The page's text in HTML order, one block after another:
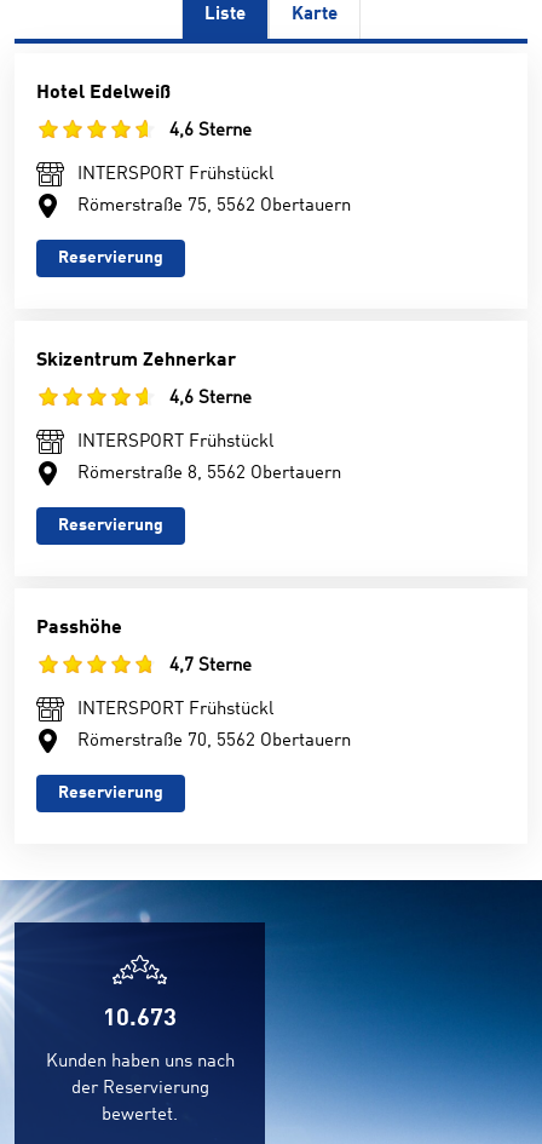
Liste Karte
Hotel Edelweiß
4,6 Sterne
INTERSPORT Frühstückl
Römerstraße 75, 5562 Obertauern
Reservierung
Skizentrum Zehnerkar
4,6 Sterne
INTERSPORT Frühstückl
Römerstraße 8, 5562 Obertauern
Reservierung
Passhöhe
4,7 Sterne
INTERSPORT Frühstückl
Römerstraße 70, 5562 Obertauern
Reservierung
10.673
Kunden haben uns nach
der Reservierung
bewertet.